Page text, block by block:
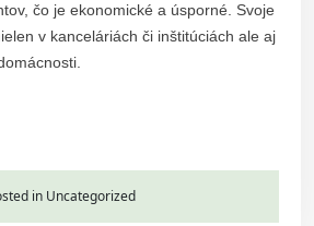
čo je ekonomické a úsporné. Svoje
v kanceláriách či inštitúciách ale aj
in Uncategorized